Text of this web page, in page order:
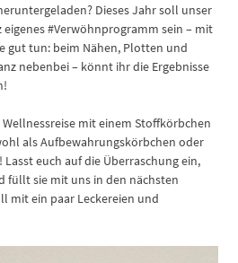
Dieses Jahr soll unser
#Verwöhnprogramm sein – mit
gut tun: beim Nähen, Plotten und
nebenbei – könnt ihr die Ergebnisse
mit einem Stoffkörbchen
als Aufbewahrungskörbchen oder
euch auf die Überraschung ein,
füllt sie mit uns in den nächsten
mit ein paar Leckereien und